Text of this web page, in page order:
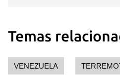
Temas
VENEZUELA